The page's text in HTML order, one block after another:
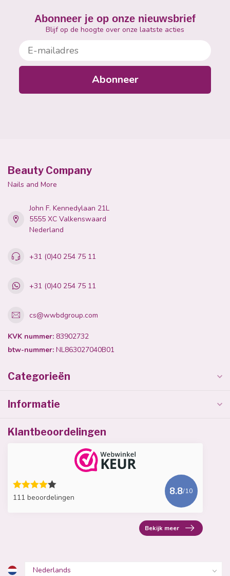
Abonneer je op onze nieuwsbrief
Blijf op de hoogte over onze laatste acties
E-mailadres
Abonneer
Beauty Company
Nails and More
John F. Kennedylaan 21L
5555 XC Valkenswaard
Nederland
+31 (0)40 254 75 11
+31 (0)40 254 75 11
cs@wwbdgroup.com
KVK nummer: 83902732
btw-nummer: NL863027040B01
Categorieën
Informatie
Klantbeoordelingen
111 beoordelingen
8.8/10
Bekijk meer